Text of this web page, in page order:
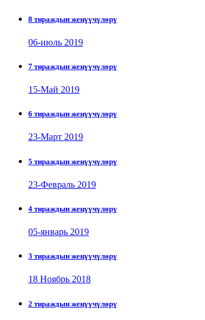
8 тираждын жеңүүчүлөрү
06-июль 2019
7 тираждын жеңүүчүлөрү
15-Май 2019
6 тираждын жеңүүчүлөрү
23-Март 2019
5 тираждын жеңүүчүлөрү
23-Февраль 2019
4 тираждын жеңүүчүлөрү
05-январь 2019
3 тираждын жеңүүчүлөрү
18 Ноябрь 2018
2 тираждын жеңүүчүлөрү